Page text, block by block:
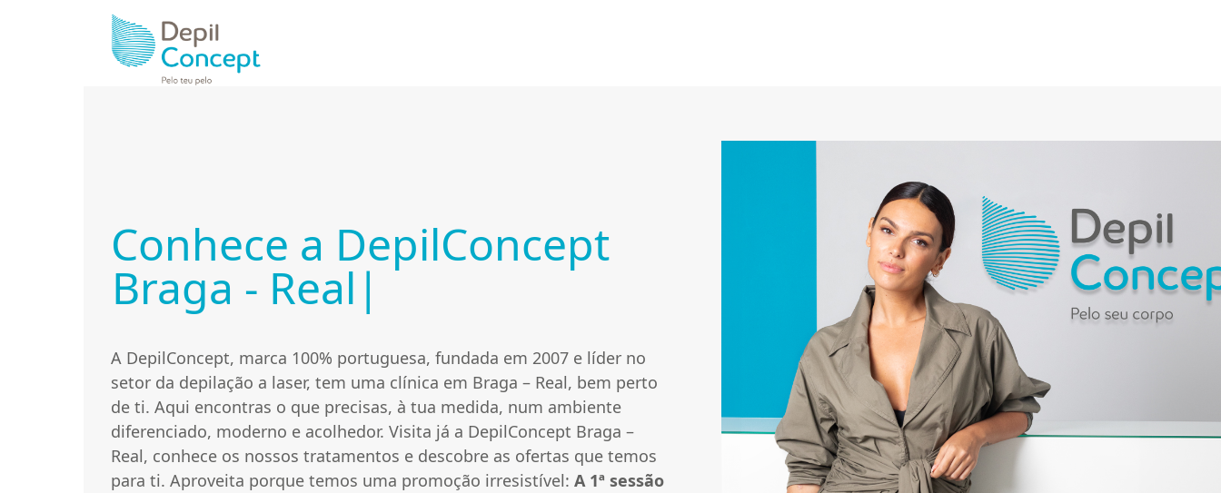
Conhece a DepilConcept
B
a
g
a
Braga - Real |
A DepilConcept, marca 100% portuguesa, fundada em 2007 e líder no
setor da depilação a laser, tem uma clínica em Braga – Real, bem perto
de ti. Aqui encontras o que precisas, à tua medida, num ambiente
diferenciado, moderno e acolhedor. Visita já a DepilConcept Braga –
Real, conhece os nossos tratamentos e descobre as ofertas que temos
para ti. Aproveita porque temos uma promoção irresistível: A 1ª sessão